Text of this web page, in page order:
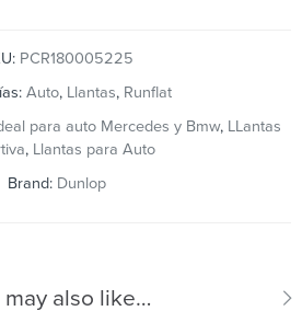
PCR180005225
Auto, Llantas, Runflat
para auto Mercedes y Bmw, LLantas
, Llantas para Auto
Brand: Dunlop
may also like…